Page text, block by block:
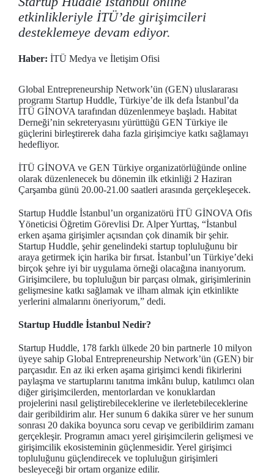
etkinlikleriyle İTÜ’de girişimcileri
desteklemeye devam ediyor.
Haber: İTÜ Medya ve İletişim Ofisi
Global Entrepreneurship Network’ün (GEN) uluslararası
programı Startup Huddle, Türkiye’de ilk defa İstanbul’da
İTÜ GİNOVA tarafından düzenlenmeye başladı. Habitat
Derneği’nin sekreteryasını yürüttüğü GEN Türkiye ile
güçlerini birleştirerek daha fazla girişimciye katkı sağlamayı
hedefliyor.
İTÜ GİNOVA ve GEN Türkiye organizatörlüğünde online
olarak düzenlenecek bu dönemin ilk etkinliği 2 Haziran
Çarşamba günü 20.00-21.00 saatleri arasında gerçekleşecek.
Startup Huddle İstanbul’un organizatörü İTÜ GİNOVA Ofis
Yöneticisi Öğretim Görevlisi Dr. Alper Yurttaş, “İstanbul
erken aşama girişimler açısından çok dinamik bir şehir.
Startup Huddle, şehir genelindeki startup topluluğunu bir
araya getirmek için harika bir fırsat. İstanbul’un Türkiye’deki
birçok şehre iyi bir uygulama örneği olacağına inanıyorum.
Girişimcilere, bu topluluğun bir parçası olmak, girişimlerinin
gelişmesine katkı sağlamak ve ilham almak için etkinlikte
yerlerini almalarını öneriyorum,” dedi.
Startup Huddle İstanbul Nedir?
Startup Huddle, 178 farklı ülkede 20 bin partnerle 10 milyon
üyeye sahip Global Entrepreneurship Network’ün (GEN) bir
parçasıdır. En az iki erken aşama girişimci kendi fikirlerini
paylaşma ve startuplarını tanıtma imkânı bulup, katılımcı olan
diğer girişimcilerden, mentorlardan ve konuklardan
projelerini nasıl geliştirebileceklerine ve ilerletebileceklerine
dair geribildirim alır. Her sunum 6 dakika sürer ve her sunum
sonrası 20 dakika boyunca soru cevap ve geribildirim zamanı
gerçekleşir. Programın amacı yerel girişimcilerin gelişmesi ve
girişimcilik ekosisteminin güçlenmesidir. Yerel girişimci
topluluğunu güçlendirecek ve topluluğun girişimleri
besleyeceği bir ortam organize edilir.